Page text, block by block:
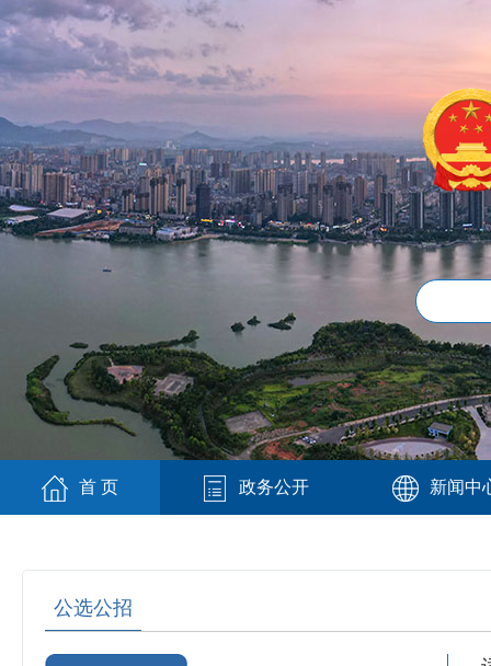
首 页 政务公开 新闻中
公选公招